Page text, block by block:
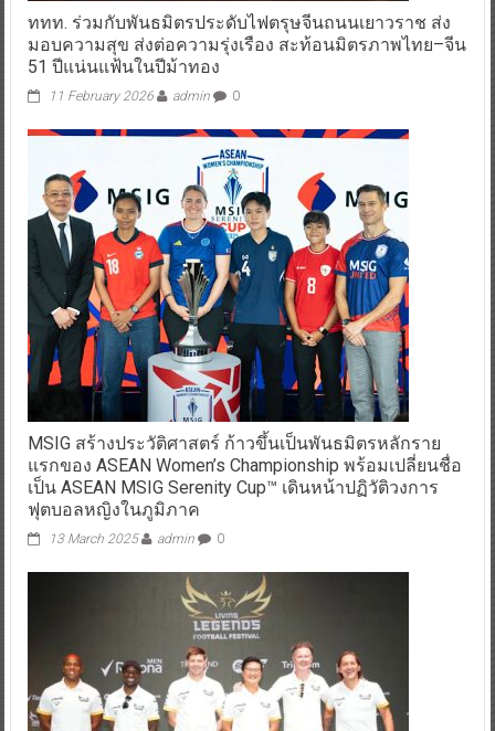
ททท. ร่วมกับพันธมิตรประดับไฟตรุษจีนถนนเยาวราช ส่ง
มอบความสุข ส่งต่อความรุ่งเรือง สะท้อนมิตรภาพไทย–จีน
51 ปีแน่นแฟ้นในปีม้าทอง
11 February 2026 admin 0
MSIG สร้างประวัติศาสตร์ ก้าวขึ้นเป็นพันธมิตรหลักราย
แรกของ ASEAN Women’s Championship พร้อมเปลี่ยนชื่อ
เป็น ASEAN MSIG Serenity Cup™ เดินหน้าปฏิวัติวงการ
ฟุตบอลหญิงในภูมิภาค
13 March 2025 admin 0